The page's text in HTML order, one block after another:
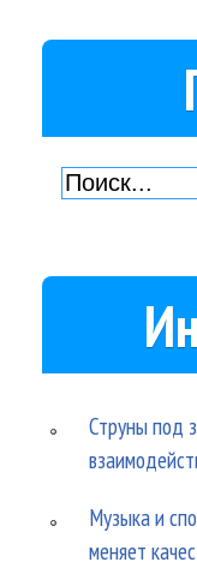
Струны под
Музыка и
меняет